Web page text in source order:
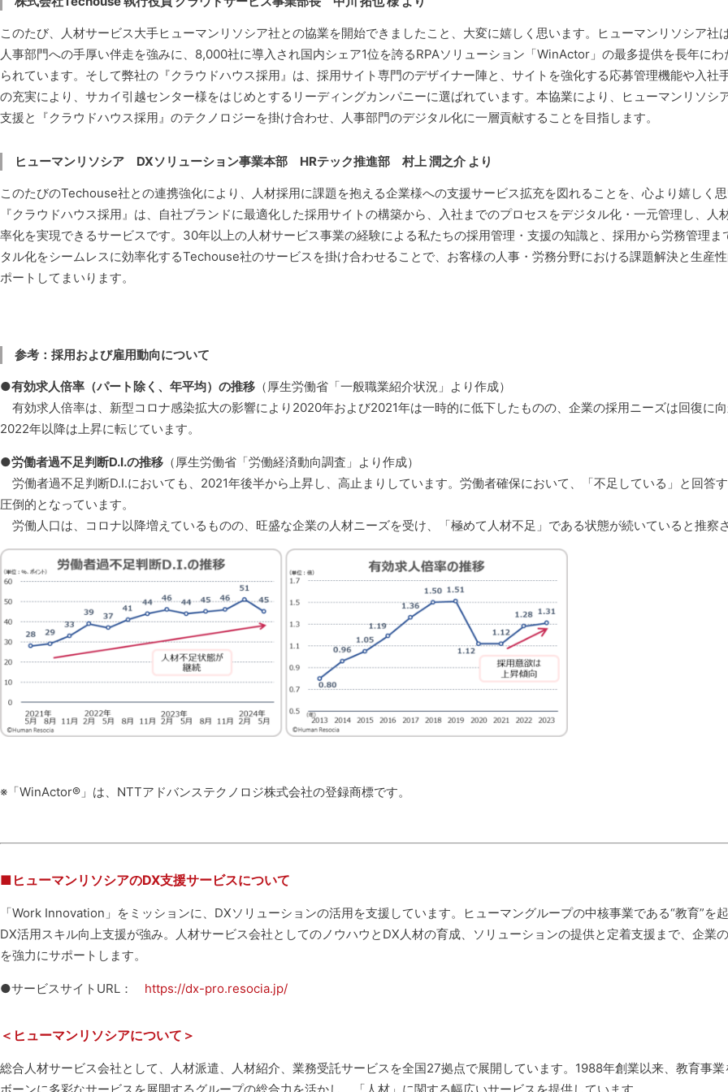
このたび、人材サービス大手ヒューマンリソシア社との協業を開始できましたこと、大変に嬉しく思います。ヒューマンリソシア社
人事部門への手厚い伴走を強みに、8,000社に導入され国内シェア1位を誇るRPAソリューション「WinActor」の最多提供を長年にわ
られています。そして弊社の『クラウドハウス採用』は、採用サイト専門のデザイナー陣と、サイトを強化する応募管理機能や入社
の充実により、サカイ引越センター様をはじめとするリーディングカンパニーに選ばれています。本協業により、ヒューマンリソシ
支援と『クラウドハウス採用』のテクノロジーを掛け合わせ、人事部門のデジタル化に一層貢献することを目指します。
ヒューマンリソシア DXソリューション事業本部 HRテック推進部 村上 潤之介 より
このたびのTechouse社との連携強化により、人材採用に課題を抱える企業様への支援サービス拡充を図れることを、心より嬉しく思
『クラウドハウス採用』は、自社ブランドに最適化した採用サイトの構築から、入社までのプロセスをデジタル化・一元管理し、人
率化を実現できるサービスです。30年以上の人材サービス事業の経験による私たちの採用管理・支援の知識と、採用から労務管理ま
タル化をシームレスに効率化するTechouse社のサービスを掛け合わせることで、お客様の人事・労務分野における課題解決と生産
ポートしてまいります。
参考：採用および雇用動向について
●有効求人倍率（パート除く、年平均）の推移 （厚生労働省「一般職業紹介状況」より作成）
有効求人倍率は、新型コロナ感染拡大の影響により2020年および2021年は一時的に低下したものの、企業の採用ニーズは回復に向
2022年以降は上昇に転じています。
●労働者過不足判断D.I.の推移 （厚生労働省「労働経済動向調査」より作成）
労働者過不足判断D.I.においても、2021年後半から上昇し、高止まりしています。労働者確保において、「不足している」と回答
圧倒的となっています。
労働人口は、コロナ以降増えているものの、旺盛な企業の人材ニーズを受け、「極めて人材不足」である状態が続いていると推察さ
※「WinActor®」は、NTTアドバンステクノロジ株式会社の登録商標です。
■ヒューマンリソシアのDX支援サービスについて
「Work Innovation」をミッションに、DXソリューションの活用を支援しています。ヒューマングループの中核事業である“教育”を
DX活用スキル向上支援が強み。人材サービス会社としてのノウハウとDX人材の育成、ソリューションの提供と定着支援まで、企業
を強力にサポートします。
●サービスサイトURL： https://dx-pro.resocia.jp/
＜ヒューマンリソシアについて＞
総合人材サービス会社として、人材派遣、人材紹介、業務受託サービスを全国27拠点で展開しています。1988年創業以来、教育事業
ボーンに多彩なサービスを展開するグループの総合力を活かし、「人材」に関する幅広いサービスを提供しています。